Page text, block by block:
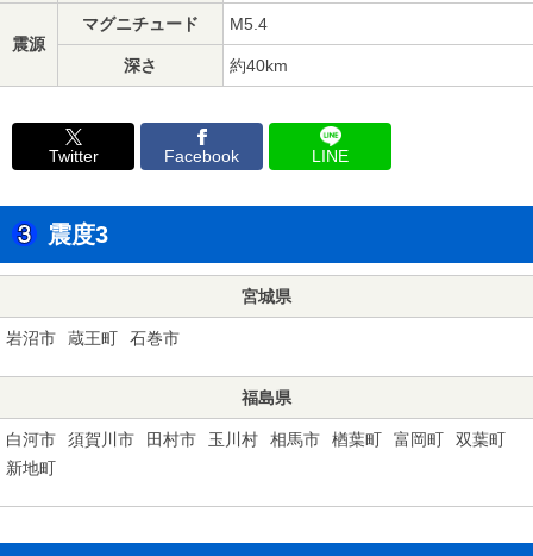
震源
マグニチュード M5.4
深さ 約40km
Twitter Facebook LINE
震度3
宮城県
岩沼市 蔵王町 石巻市
福島県
白河市 須賀川市 田村市 玉川村 相馬市 楢葉町 富岡町
双葉町
新地町